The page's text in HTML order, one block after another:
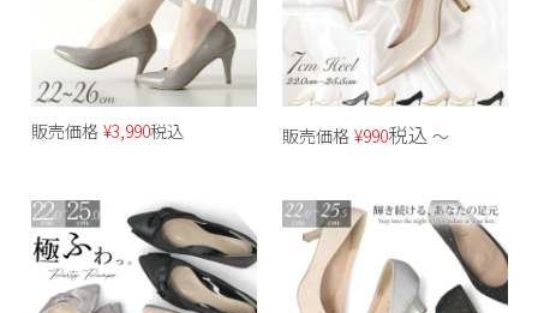
販売価格 ¥3,990税込 販売価格 ¥990税込 〜